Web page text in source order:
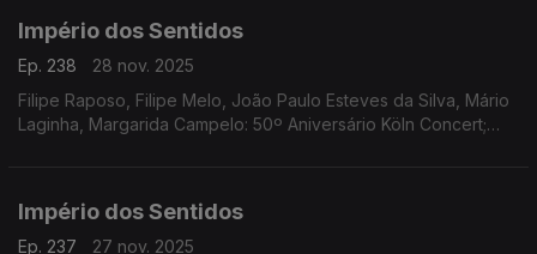
Império dos Sentidos
Ep. 238
28 nov. 2025
Filipe Raposo, Filipe Melo, João Paulo Esteves da Silva, Mário
Laginha, Margarida Campelo: 50º Aniversário Köln Concert;
Império dos Sentidos
Ep. 237
27 nov. 2025